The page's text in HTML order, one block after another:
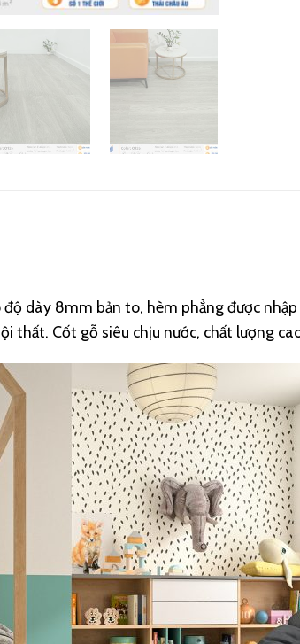
độ dày 8mm bản to, hèm phẳng được
thất. Cốt gỗ siêu chịu nước, chất lượng